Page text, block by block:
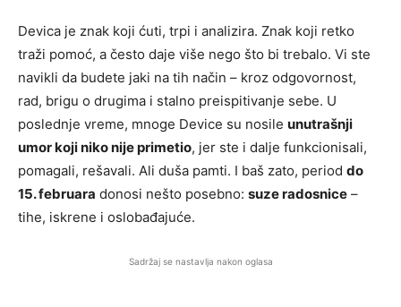
Devica je znak koji ćuti, trpi i analizira. Znak koji retko
traži pomoć, a često daje više nego što bi trebalo. Vi ste
navikli da budete jaki na tih način – kroz odgovornost,
rad, brigu o drugima i stalno preispitivanje sebe. U
poslednje vreme, mnoge Device su nosile unutrašnji
umor koji niko nije primetio, jer ste i dalje funkcionisali,
pomagali, rešavali. Ali duša pamti. I baš zato, period do
15. februara donosi nešto posebno: suzе radosnice –
tihe, iskrene i oslobađajuće.
Sadržaj se nastavlja nakon oglasa